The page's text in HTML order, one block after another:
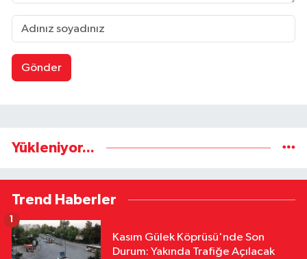
Gönder
Yükleniyor...
Trend Haberler
Kasım Gülek Köprüsü'nde Son
Durum: Yakında Trafiğe Açılacak
1